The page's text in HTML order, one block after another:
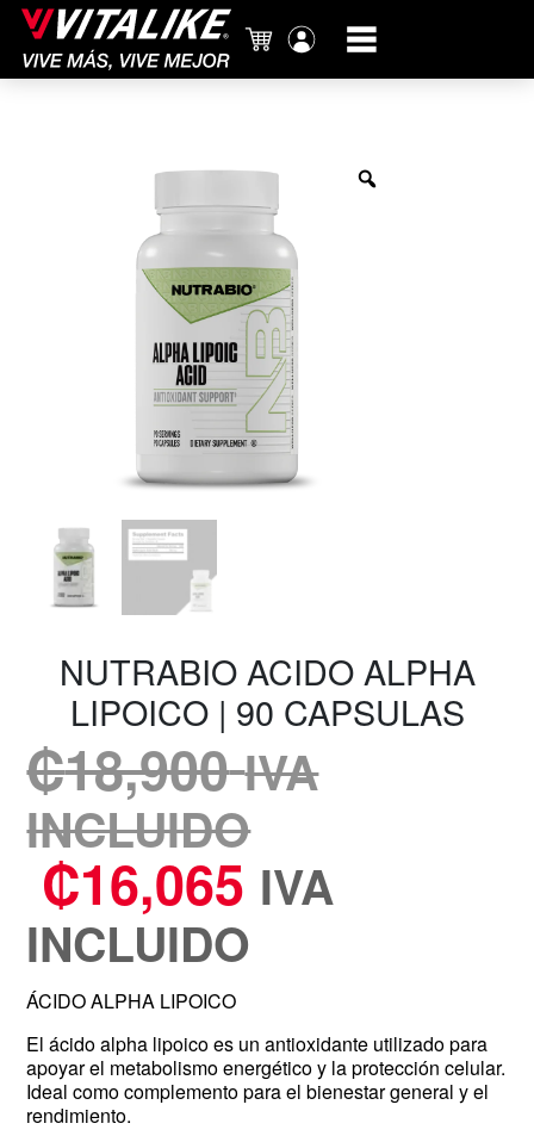
Carrito
cuenta
NUTRABIO ACIDO ALPHA
LIPOICO | 90 CAPSULAS
₡18,900 IVA
INCLUIDO
₡16,065 IVA
INCLUIDO
ÁCIDO ALPHA LIPOICO
El ácido alpha lipoico es un antioxidante utilizado para
apoyar el metabolismo energético y la protección celular.
Ideal como complemento para el bienestar general y el
rendimiento.